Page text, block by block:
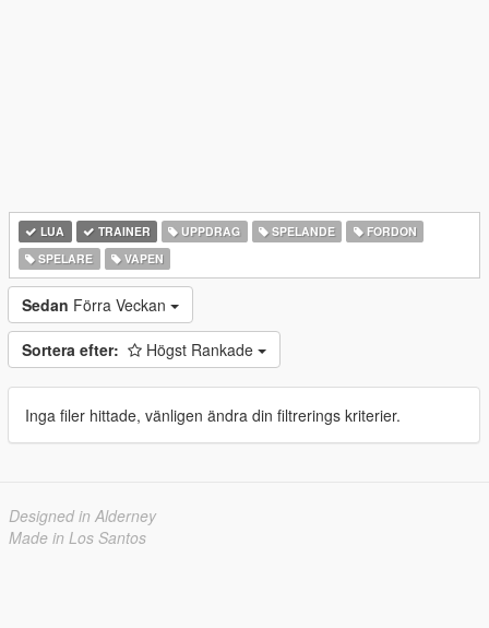
LUA TRAINER UPPDRAG SPELANDE
FORDON
SPELARE
VAPEN
Sedan Förra Veckan
Sortera efter: Högst Rankade
Inga filer hittade, vänligen ändra din filtrerings kriterier.
Designed in Alderney
Made in Los Santos